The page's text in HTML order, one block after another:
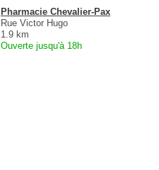
Pharmacie Chevalier-Pax
Rue Victor Hugo
1.9 km
Ouverte jusqu'à 18h